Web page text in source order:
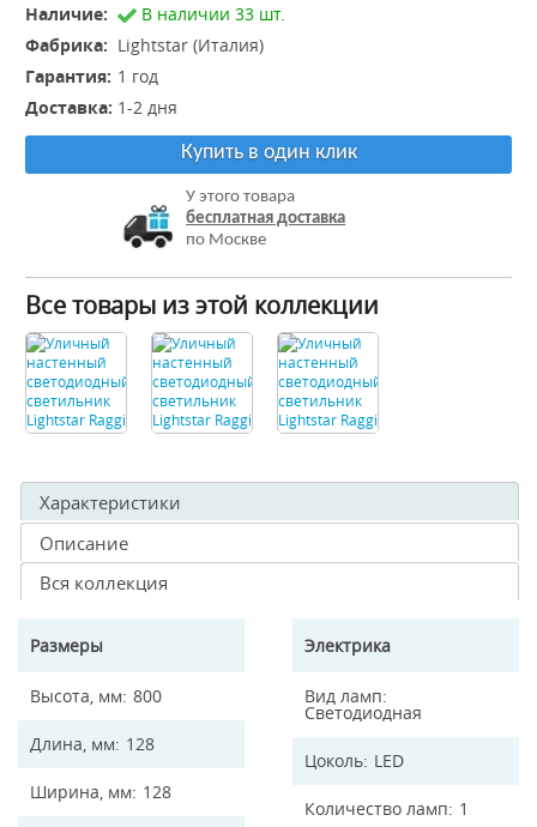
Наличие:
В наличии 33 шт.
Фабрика: Lightstar (Италия)
Гарантия: 1 год
Доставка: 1-2 дня
Купить в один клик
У этого товара
бесплатная доставка
по Москве
Все товары из этой коллекции
Характеристики
Описание
Вся коллекция
Размеры
Высота, мм 800
Длина, мм 128
Ширина, мм 128
Электрика
Вид ламп
Светодиодная
Цоколь LED
Количество ламп 1